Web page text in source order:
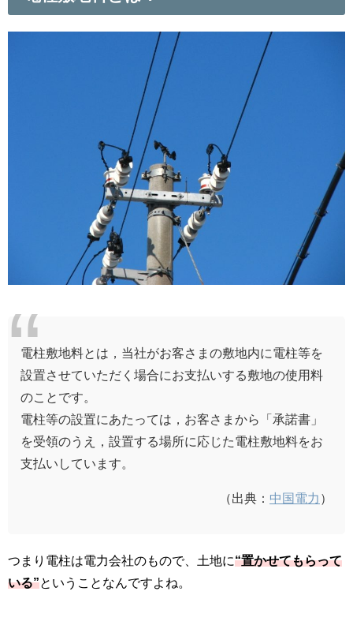
電柱敷地料とは，当社がお客さまの敷地内に電柱等を
設置させていただく場合にお支払いする敷地の使用料
のことです。
電柱等の設置にあたっては，お客さまから「承諾書」
を受領のうえ，設置する場所に応じた電柱敷地料をお
支払いしています。
（出典： 中国電力 ）
つまり電柱は電力会社のもので、土地に“置かせてもらって
いる”ということなんですよね。